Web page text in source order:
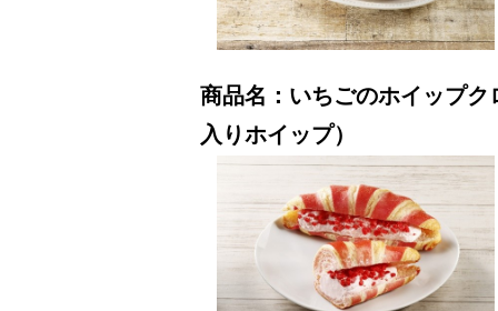
商品名：いちごのホイップ
入りホイップ）